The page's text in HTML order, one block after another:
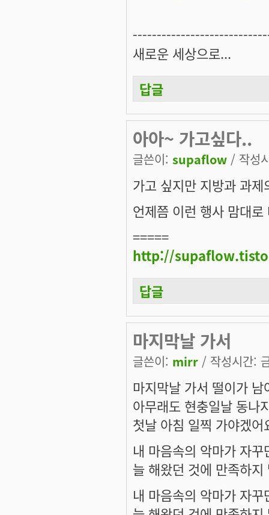
새로운 세상으로...
답글
아아~ 가고싶다..
글쓴이: supaflow / 작성
가고 싶지만 지방과 과
언제쯤 이런 행사 맘대
=====
http://
답글
마지막날 가서
글쓴이: mirr / 작성시간:
마지막날 가서 떨이가 남
아무래도 현충일날 동나
첫날 아침 일찍 가야겠
내 마음속의 악마가 자
늘 해왔던 것에 만족하
내 마음속의 악마가 자